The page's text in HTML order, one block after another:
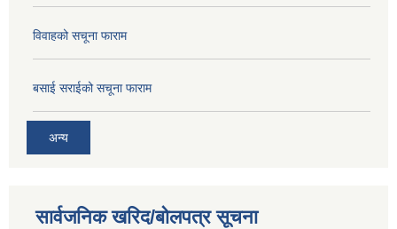
विवाहको सचूना फाराम
बसाई सराईको सचूना फाराम
अन्य
सार्वजनिक खरिद/बोलपत्र सूचना